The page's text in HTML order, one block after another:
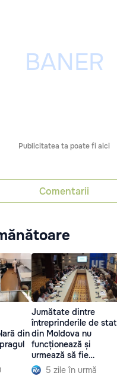
Publicitatea ta poate fi aici
Comentarii
din
Jumătate dintre
întreprinderile de stat
din Moldova nu
funcționează și
urmează să fie
lichidate
5 zile în urmă